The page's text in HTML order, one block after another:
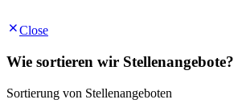
Close
Wie sortieren wir Stellenangebote?
Sortierung von Stellenangeboten